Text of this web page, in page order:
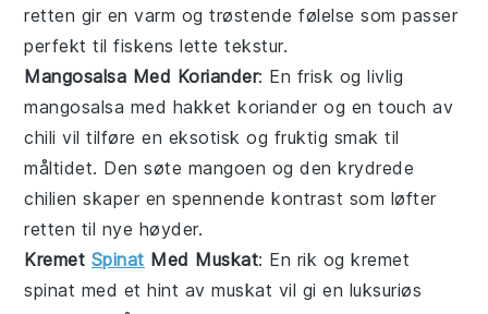
retten gir en varm og trøstende følelse som passer
perfekt til fiskens lette tekstur.
Mangosalsa Med Koriander: En frisk og livlig
mangosalsa med hakketkoriander og en touch av
chili vil tilføre en eksotisk og fruktig smak til
måltidet. Den søte mangoen og den krydrede
chilien skaper en spennende kontrast som løfter
retten til nye høyder.
Kremet Spinat Med Muskat: En rik ogkremet
spinat med et hint avmuskat vil gi en luksuriøs